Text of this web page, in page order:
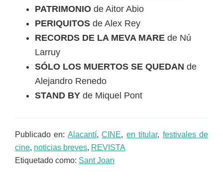
PATRIMONIO de Aitor Abio
PERIQUITOS de Alex Rey
RECORDS DE LA MEVA MARE de Nú
Larruy
SÓLO LOS MUERTOS SE QUEDAN de
Alejandro Renedo
STAND BY de Miquel Pont
Publicado en: Alacantí,CINE, en titular, festivales de
cine, noticias breves, REVISTA
Etiquetado como: Sant Joan